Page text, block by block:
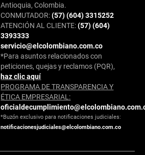
Antioquia, Colombia.
CONMUTADOR:(57) (604) 3315252
ATENCIÓN AL CLIENTE:(57) (604)
3393333
servicio@elcolombiano.com.co
*Para asuntos relacionados con
peticiones, quejas y reclamos (PQR),
haz clic aquí
PROGRAMA DE TRANSPARENCIA Y
ÉTICA EMPRESARIAL:
*Buzón exclusivo para notificaciones judiciales:
notificacionesjudiciales@elcolombiano.com.co